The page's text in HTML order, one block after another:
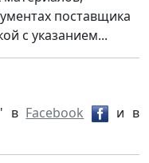
поставщика
с указанием...
в Facebook
и в